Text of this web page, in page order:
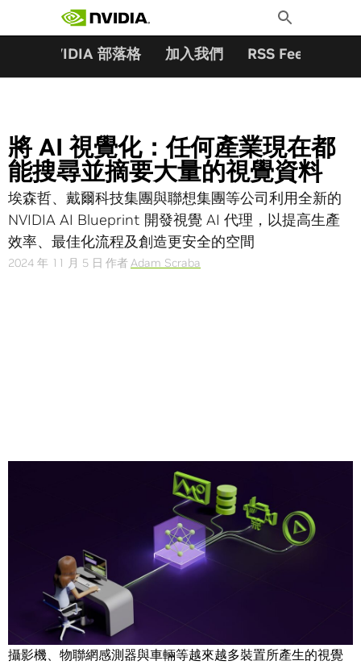
Toggle
Search
NVIDIA 部落格 加入我們 RSS Feeds
將 AI 視覺化：任何產業現在都
能搜尋並摘要大量的視覺資料
埃森哲、戴爾科技集團與聯想集團等公司利用全新的
NVIDIA AI Blueprint 開發視覺 AI 代理，以提高生產
效率、最佳化流程及創造更安全的空間
2024 年 11 月 5 日 作者 Adam Scraba
全球各地的企業與公部門組織都在開發人工智慧代理（AI
agent），以提升工作團隊的能力，這些工作團隊依賴來自
攝影機、物聯網感測器與車輛等越來越多裝置所產生的視覺